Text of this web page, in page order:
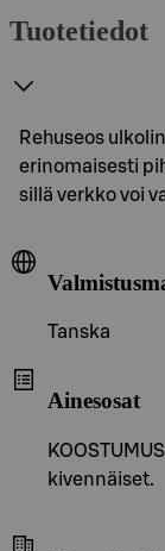
Tuotetiedot
Rehuseos
erinomaisesti
sillä verkko voi
Tanska
Ainesosat
kivennäiset.